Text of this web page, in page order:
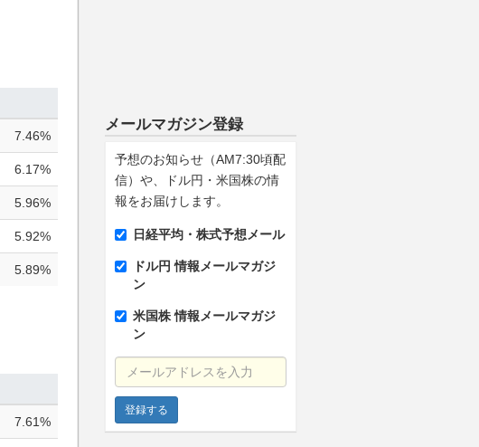
7.46%
6.17%
5.96%
5.92%
5.89%
7.61%
メールマガジン登録
予想のお知らせ（AM7:30頃配
信）や、ドル円・米国株の情
報をお届けします。
日経平均・株式予想メール
ドル円 情報メールマガジ
ン
米国株 情報メールマガジ
ン
メールアドレスを入力